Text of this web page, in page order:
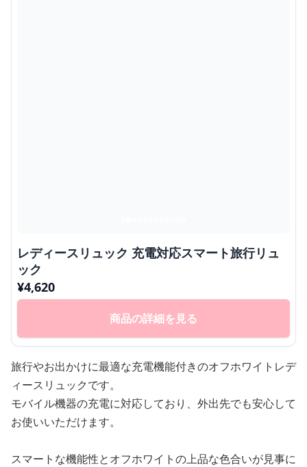
レディースリュック 充電対応スマート旅行リュ
ック
¥4,620
商品の詳細を見る
旅行やお出かけに最適な充電機能付きのオフホワイトレデ
ィースリュックです。
モバイル機器の充電に対応しており、外出先でも安心して
お使いいただけます。
スマートな機能性とオフホワイトの上品な色合いが見事に